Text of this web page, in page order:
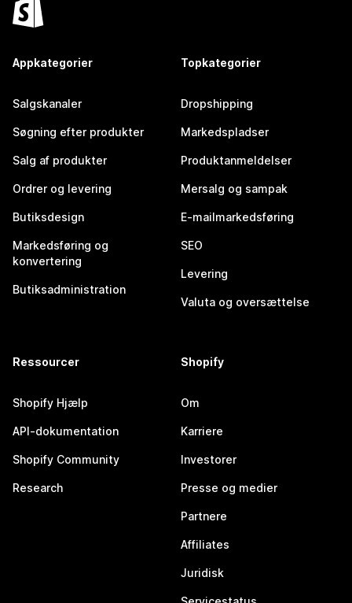
Appkategorier
Salgskanaler
Søgning efter produkter
Salg af produkter
Ordrer og levering
Butiksdesign
Markedsføring og
konvertering
Butiksadministration
Topkategorier
Dropshipping
Markedspladser
Produktanmeldelser
Mersalg og sampak
E-mailmarkedsføring
SEO
Levering
Valuta og oversættelse
Ressourcer
Shopify Hjælp
API-dokumentation
Shopify Community
Research
Shopify
Om
Karriere
Investorer
Presse og medier
Partnere
Affiliates
Juridisk